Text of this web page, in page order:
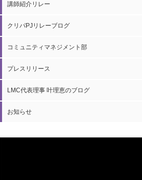
講師紹介リレー
クリパPJリレーブログ
コミュニティマネジメント部
プレスリリース
LMC代表理事 叶理恵のブログ
お知らせ